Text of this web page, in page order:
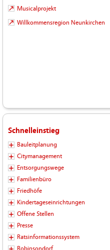
Musicalprojekt
Willkommensregion Neunkirchen
Schnelleinstieg
Bauleitplanung
Citymanagement
Entsorgungswege
Familienbüro
Friedhöfe
Kindertageseinrichtungen
Offene Stellen
Presse
Ratsinformationssystem
Robinsondorf